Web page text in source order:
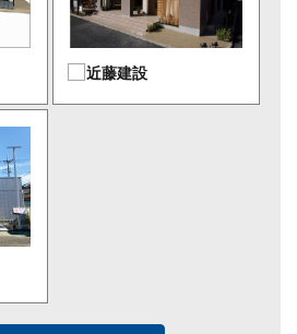
近藤建設